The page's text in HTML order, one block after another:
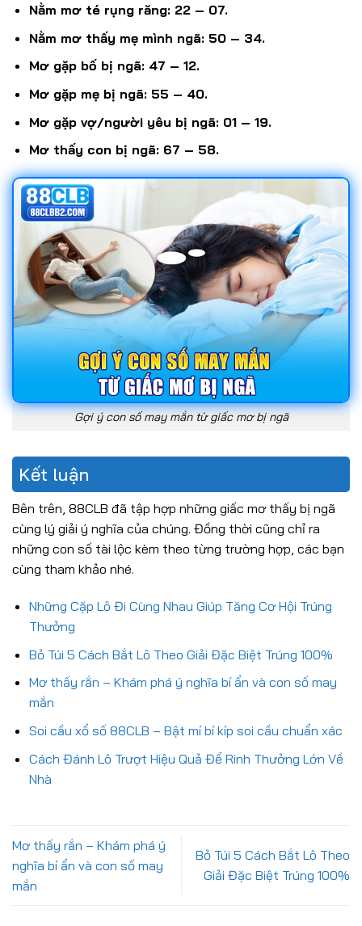
Nằm mơ té rụng răng: 22 – 07.
Nằm mơ thấy mẹ mình ngã: 50 – 34.
Mơ gặp bố bị ngã: 47 – 12.
Mơ gặp mẹ bị ngã: 55 – 40.
Mơ gặp vợ/người yêu bị ngã: 01 – 19.
Mơ thấy con bị ngã: 67 – 58.
Gợi ý con số may mắn từ giấc mơ bị ngã
Kết luận
Bên trên, 88CLB đã tập hợp những giấc mơ thấy bị ngã
cùng lý giải ý nghĩa của chúng. Đồng thời cũng chỉ ra
những con số tài lộc kèm theo từng trường hợp, các bạn
cùng tham khảo nhé.
Những Cặp Lô Đi Cùng Nhau Giúp Tăng Cơ Hội Trúng
Thưởng
Bỏ Túi 5 Cách Bắt Lô Theo Giải Đặc Biệt Trúng 100%
Mơ thấy rắn – Khám phá ý nghĩa bí ẩn và con số may
mắn
Soi cầu xổ số 88CLB – Bật mí bí kíp soi cầu chuẩn xác
Cách Đánh Lô Trượt Hiệu Quả Để Rinh Thưởng Lớn Về
Nhà
Mơ thấy rắn – Khám phá ý
nghĩa bí ẩn và con số may
mắn
Bỏ Túi 5 Cách Bắt Lô Theo
Giải Đặc Biệt Trúng 100%